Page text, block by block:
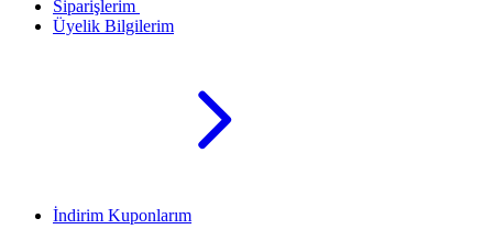
Siparişlerim
Üyelik Bilgilerim
İndirim Kuponlarım